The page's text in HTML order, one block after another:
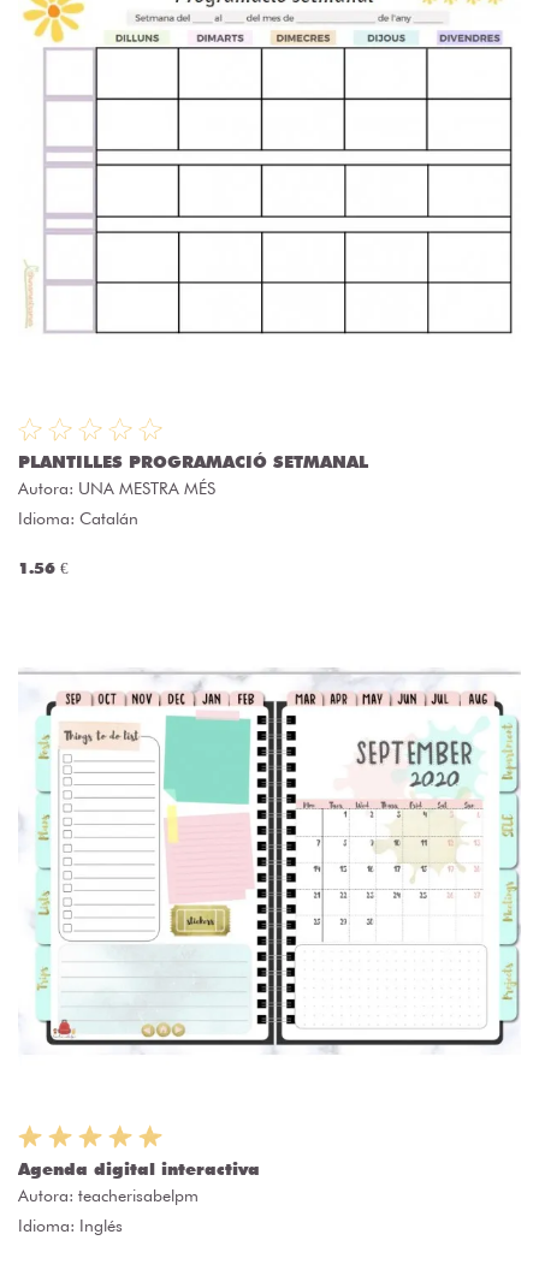
PLANTILLES PROGRAMACIÓ SETMANAL
Autora: UNA MESTRA MÉS
Idioma: Catalán
1.56 €
Agenda digital interactiva
Autora: teacherisabelpm
Idioma: Inglés